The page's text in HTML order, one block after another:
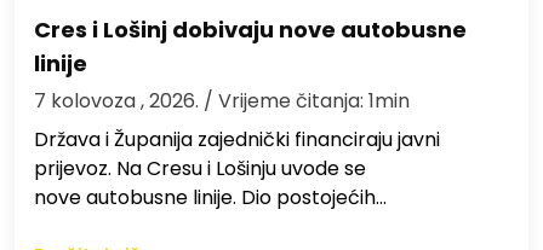
Cres i Lošinj dobivaju nove autobusne
linije
7 kolovoza , 2026. / Vrijeme čitanja: 1min
Država i Županija zajednički financiraju javni
prijevoz. Na Cresu i Lošinju uvode se
nove autobusne linije. Dio postojećih…